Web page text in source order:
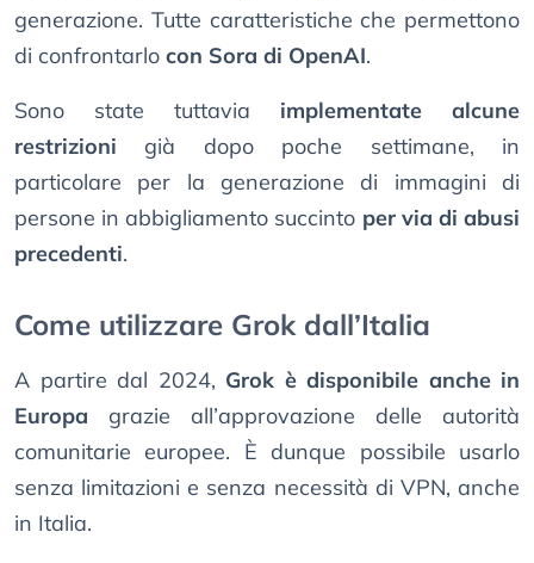
generazione. Tutte caratteristiche che permettono
di confrontarlo con Sora di OpenAI.
Sono state tuttavia implementate alcune
restrizioni già dopo poche settimane, in
particolare per la generazione di immagini di
persone in abbigliamento succinto per via di abusi
precedenti.
Come utilizzare Grok dall’Italia
A partire dal 2024, Grok è disponibile anche in
Europa grazie all’approvazione delle autorità
comunitarie europee. È dunque possibile usarlo
senza limitazioni e senza necessità di VPN, anche
in Italia.